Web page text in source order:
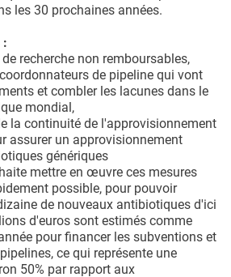
les 30 prochaines années.
:
recherche non remboursables,
de pipeline qui vont
et combler les lacunes dans le
mondial,
la continuité de l'approvisionnement
assurer un approvisionnement
génériques
mettre en œuvre ces mesures
possible, pour pouvoir
de nouveaux antibiotiques d'ici
d'euros sont estimés comme
pour financer les subventions et
ce qui représente une
50% par rapport aux